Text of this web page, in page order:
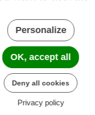
de consommer l'eau
ne devez donc pas la
non plus l'utiliser pour
Personalize
OK, accept all
Deny all cookies
Privacy policy